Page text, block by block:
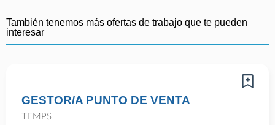
También tenemos más ofertas de trabajo que te pueden
interesar
GESTOR/A PUNTO DE VENTA
TEMPS